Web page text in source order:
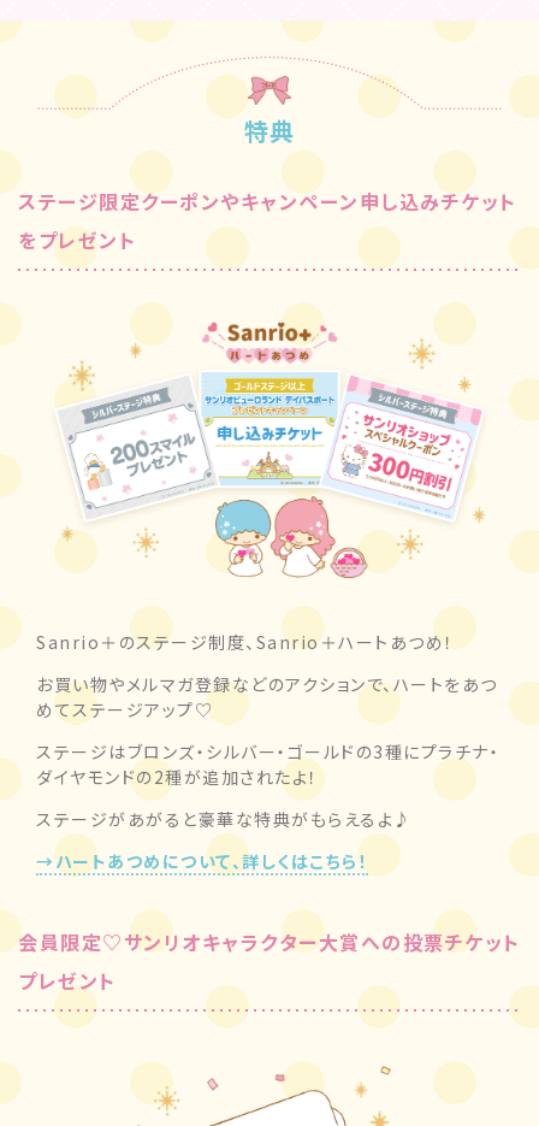
特典
ステージ限定クーポンやキャンペーン申し込みチケット
をプレゼント
Sanrio＋のステージ制度、Sanrio＋ハートあつめ！
お買い物やメルマガ登録などのアクションで、ハートをあつ
めてステージアップ♡
ステージはブロンズ・シルバー・ゴールドの3種にプラチナ・
ダイヤモンドの2種が追加されたよ！
ステージがあがると豪華な特典がもらえるよ♪
→ハートあつめについて、詳しくはこちら！
会員限定♡サンリオキャラクター大賞への投票チケット
プレゼント